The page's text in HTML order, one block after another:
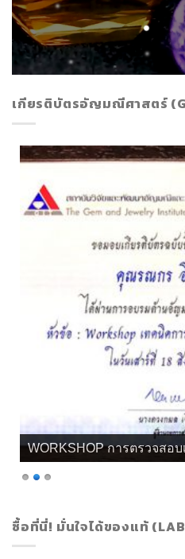
เกียรติบัตรอัญมณีศาสตร์
WORKSHOP การตรวจสอ
ซื้อที่นี่! มั่นใจได้ของแท้ (LAB